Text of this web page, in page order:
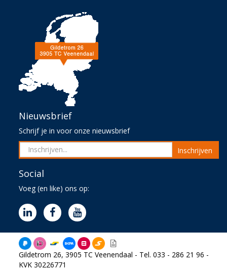
Nieuwsbrief
Schrijf je in voor onze nieuwsbrief
Inschrijven
Social
Voeg (en like) ons op:
Gildetrom 26, 3905 TC Veenendaal - Tel. 033 - 286 21 96 -
KVK 30226771